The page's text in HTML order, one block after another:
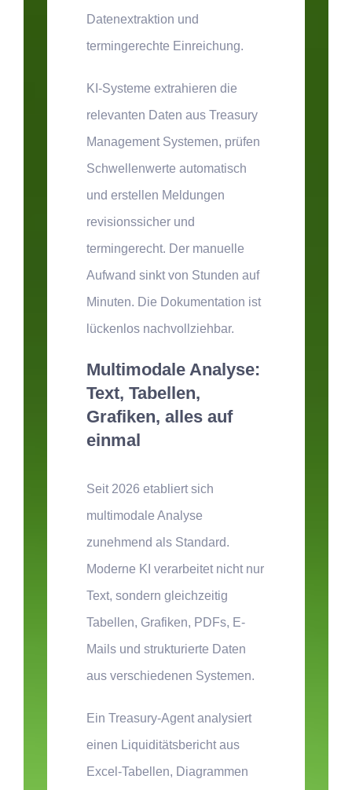
Datenextraktion und
termingerechte Einreichung.
KI-Systeme extrahieren die
relevanten Daten aus Treasury
Management Systemen, prüfen
Schwellenwerte automatisch
und erstellen Meldungen
revisionssicher und
termingerecht. Der manuelle
Aufwand sinkt von Stunden auf
Minuten. Die Dokumentation ist
lückenlos nachvollziehbar.
Multimodale Analyse:
Text, Tabellen,
Grafiken, alles auf
einmal
Seit 2026 etabliert sich
multimodale Analyse
zunehmend als Standard.
Moderne KI verarbeitet nicht nur
Text, sondern gleichzeitig
Tabellen, Grafiken, PDFs, E-
Mails und strukturierte Daten
aus verschiedenen Systemen.
Ein Treasury-Agent analysiert
einen Liquiditätsbericht aus
Excel-Tabellen, Diagrammen